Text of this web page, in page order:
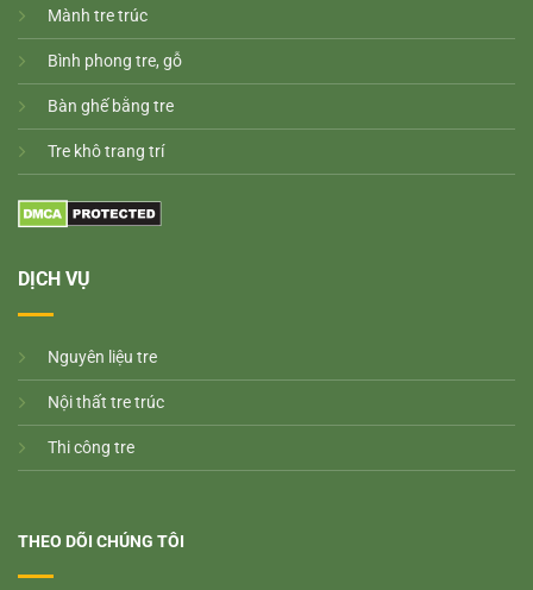
Mành tre trúc
Bình phong tre, gỗ
Bàn ghế bằng tre
Tre khô trang trí
DỊCH VỤ
Nguyên liệu tre
Nội thất tre trúc
Thi công tre
THEO DÕI CHÚNG TÔI